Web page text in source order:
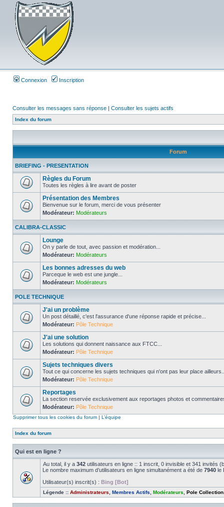
Connexion Inscription
Consulter les messages sans réponse | Consulter les sujets actifs
Index du forum
Forum
BRIEFING - PRESENTATION
Règles du Forum
Toutes les règles à lire avant de poster
Présentation des Membres
Bienvenue sur le forum, merci de vous présenter
Modérateur: Modérateurs
CALIBRA-CLASSIC
Lounge
On y parle de tout, avec passion et modération...
Modérateur: Modérateurs
Les bonnes adresses du web
Parceque le web est une jungle...
Modérateur: Modérateurs
POLE TECHNIQUE
J'ai un problème
Un post détaillé, c'est l'assurance d'une réponse rapide et précise...
Modérateur: Pôle Technique
J'ai une solution
Les solutions qui donnent naissance aux FTCC...
Modérateur: Pôle Technique
Sujets techniques divers
Tout ce qui concerne les sujets techniques qui n'ont pas leur place
Modérateur: Pôle Technique
Reportages
La section reservée exclusivement aux reportages photos et
Modérateur: Pôle Technique
Supprimer tous les cookies du forum | L’équipe
Index du forum
Qui est en ligne ?
Au total, il y a 342 utilisateurs en ligne :: 1 inscrit, 0 invisible et 341 invités
Le nombre maximum d’utilisateurs en ligne simultanément a été de 7940 le
Utilisateur(s) inscrit(s) : Bing [Bot]
Légende :: Administrateurs Membres Actifs Modérateurs Pole Collection